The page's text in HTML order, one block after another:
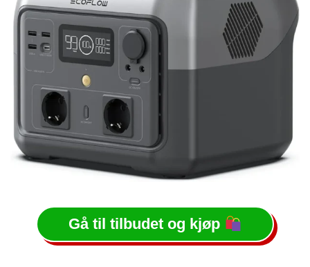
Gå til tilbudet og kjøp